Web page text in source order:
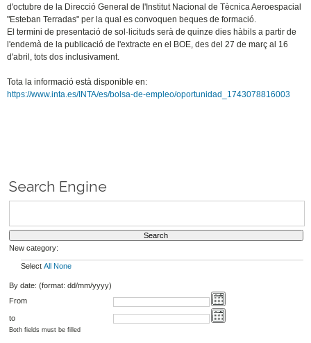
d'octubre de la Direcció General de l'Institut Nacional de Tècnica Aeroespacial
"EstebanTerradas" per la qual es convoquen beques de formació.
El termini de presentació de sol·licituds serà de quinze dies hàbils a partir de
l'endemà de la publicació de l'extracte en el BOE, des del 27 de març al 16
d'abril, tots dos inclusivament.
Tota la informació està disponible en:
https://www.inta.es/INTA/es/bolsa-de-empleo/oportunidad_1743078816003
Search Engine
New category:
Select All None
By date: (format: dd/mm/yyyy)
From
to
Both fields must be filled